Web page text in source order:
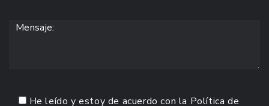
He leído y estoy de acuerdo con la Política de